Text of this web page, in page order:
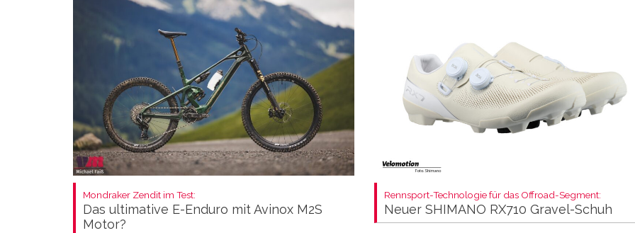
Mondraker Zendit im Test:
Das ultimative E-Enduro mit Avinox M2S
Motor?
Rennsport-Technologie für das Offroad-Segment:
Neuer SHIMANO RX710 Gravel-Schuh